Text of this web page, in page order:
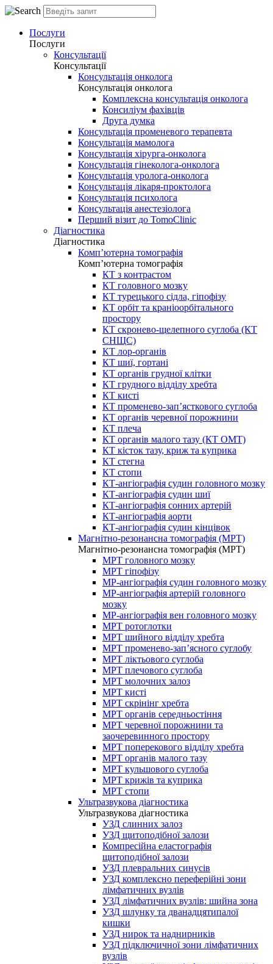
Послуги
Послуги
Консультації
Консультації
Консультація онколога
Консультація онколога
Комплексна консультація онколога
Консиліум фахівців
Друга думка
Консультація променевого терапевта
Консультація мамолога
Консультація хірурга-онколога
Консультація гінеколога-онколога
Консультація уролога-онколога
Консультація лікаря-проктолога
Консультація психолога
Консультація анестезіолога
Перший візит до TomoClinic
Діагностика
Діагностика
Комп’ютерна томографія
Комп’ютерна томографія
КТ з контрастом
КТ головного мозку
КТ турецького сідла, гіпофізу
КТ орбіт та краніоорбітального
простору
КТ скронево-щелепного суглоба (КТ
СНЩС)
КТ лор-органів
КТ шиї, гортані
КТ органів грудної клітки
КТ грудного відділу хребта
КТ кисті
КТ променево-зап’ясткового суглоба
КТ органів черевної порожнини
КТ плеча
КТ органів малого тазу (КТ ОМТ)
КТ кісток тазу, криж та куприка
КТ стегна
КТ стопи
КТ-ангіографія судин головного мозку
КТ-ангіографія судин шиї
КТ-ангіографія сонних артерій
КТ-ангіографія аорти
КТ-ангіографія судин кінцівок
Магнітно-резонансна томографія (МРТ)
Магнітно-резонансна томографія (МРТ)
МРТ головного мозку
МРТ гіпофізу
МР-ангіографія судин головного мозку
МР-ангіографія артерій головного
мозку
МР-ангіографія вен головного мозку
МРТ ротоглотки
МРТ шийного відділу хребта
МРТ променево-зап’ясного суглобу
МРТ ліктьового суглоба
МРТ плечового суглоба
МРТ молочних залоз
МРТ кисті
МРТ скрінінг хребта
МРТ органів середньостіння
МРТ черевної порожнини та
заочеревинного простору
МРТ поперекового відділу хребта
МРТ органів малого тазу
МРТ кульшового суглоба
МРТ крижів та куприка
МРТ стопи
Ультразвукова діагностика
Ультразвукова діагностика
УЗД слинних залоз
УЗД щитоподібної залози
Компресійна еластографія
щитоподібної залози
УЗД плевральних синусів
УЗД комплексно переферійні зони
лімфатичних вузлів
УЗД лімфатичних вузлів: шийна зона
УЗД шлунку та дванадцятипалої
кишки
УЗД нирок та наднирників
УЗД підключичної зони лімфатичних
вузлів